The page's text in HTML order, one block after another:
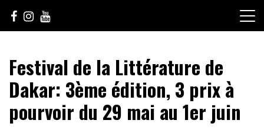
content
sunuculture
Festival de la Littérature de
Dakar: 3ème édition, 3 prix à
pourvoir du 29 mai au 1er juin